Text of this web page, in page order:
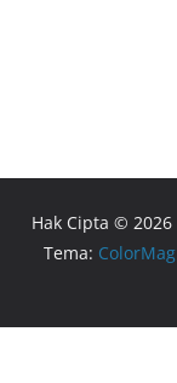
Hak Cipta © 2026
Tema: ColorMag